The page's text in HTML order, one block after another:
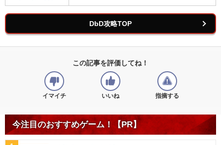
DbD攻略TOP
この記事を評価してね！
イマイチ いいね 指摘する
今注目のおすすめゲーム！【PR】